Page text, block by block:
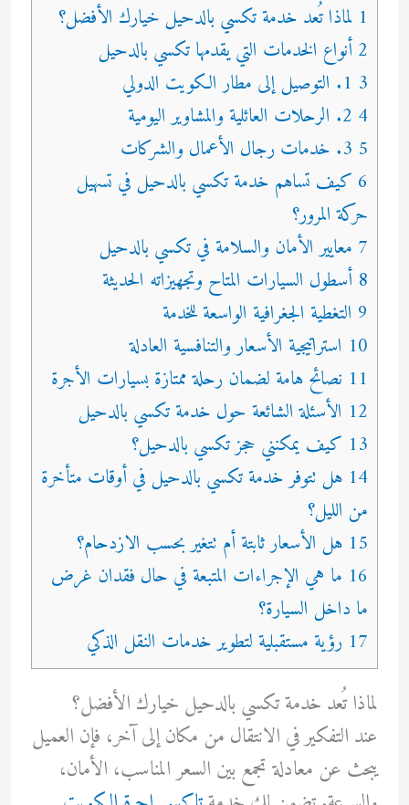
1 لماذا تُعد خدمة تكسي بالدحيل خيارك الأفضل؟
2 أنواع الخدمات التي يقدمها تكسي بالدحيل
3 1. التوصيل إلى مطار الكويت الدولي
4 2. الرحلات العائلية والمشاوير اليومية
5 3. خدمات رجال الأعمال والشركات
6 كيف تساهم خدمة تكسي بالدحيل في تسهيل
حركة المرور؟
7 معايير الأمان والسلامة في تكسي بالدحيل
8 أسطول السيارات المتاح وتجهيزاته الحديثة
9 التغطية الجغرافية الواسعة للخدمة
10 استراتيجية الأسعار والتنافسية العادلة
11 نصائح هامة لضمان رحلة ممتازة بسيارات الأجرة
12 الأسئلة الشائعة حول خدمة تكسي بالدحيل
13 كيف يمكنني حجز تكسي بالدحيل؟
14 هل تتوفر خدمة تكسي بالدحيل في أوقات متأخرة
من الليل؟
15 هل الأسعار ثابتة أم تتغير بحسب الازدحام؟
16 ما هي الإجراءات المتبعة في حال فقدان غرض
ما داخل السيارة؟
17 رؤية مستقبلية لتطوير خدمات النقل الذكي
لماذا تُعد خدمة تكسي بالدحيل خيارك الأفضل؟
عند التفكير في الانتقال من مكان إلى آخر، فإن العميل
يبحث عن معادلة تجمع بين السعر المناسب، الأمان،